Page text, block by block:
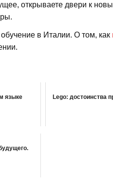
открываете двери к
в Италии. О том, как
языке Lego: достоинства